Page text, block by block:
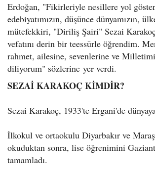
Erdoğan, "Fikirleriyle nesillere yol
edebiyatımızın, düşünce dünyamızın,
mütefekkiri, "Diriliş Şairi" Sezai
vefatını derin bir teessürle öğrendim.
rahmet, ailesine, sevenlerine ve
diliyorum" sözlerine yer verdi.
SEZAİ KARAKOÇ KİMDİR?
Sezai Karakoç, 1933'te Ergani'de
İlkokul ve ortaokulu Diyarbakır ve
okuduktan sonra, lise öğrenimini
tamamladı.